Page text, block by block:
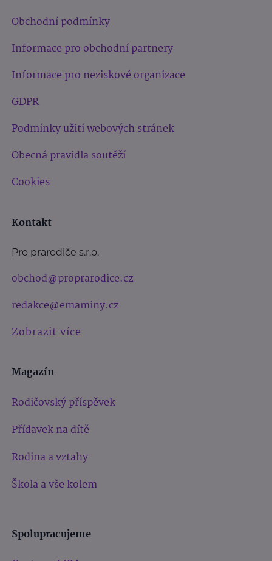
Obchodní podmínky
Informace pro obchodní partnery
Informace pro neziskové organizace
GDPR
Podmínky užití webových stránek
Obecná pravidla soutěží
Cookies
Kontakt
Pro prarodiče s.r.o.
obchod@proprarodice.cz
redakce@emaminy.cz
Zobrazit více
Magazín
Rodičovský příspěvek
Přídavek na dítě
Rodina a vztahy
Škola a vše kolem
Spolupracujeme